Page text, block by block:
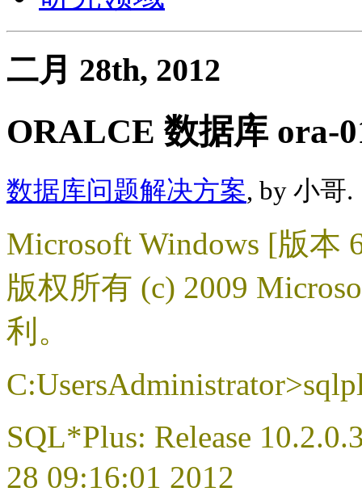
二月 28th, 2012
ORALCE 数据库 ora-
数据库问题解决方案, by 小哥.
Microsoft Windows [版本
版权所有 (c) 2009
利。
SQL*Plus: Release
28 09:16:01 2012